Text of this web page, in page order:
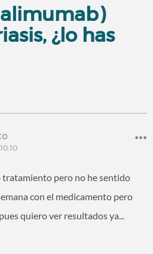
¿lo has
tratamiento pero no he sentido
con el medicamento pero
quiero ver resultados ya...